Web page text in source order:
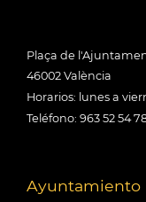
Plaça de
46002 València
Horarios: lunes a
Teléfono: 963 52 54
Ayuntamiento